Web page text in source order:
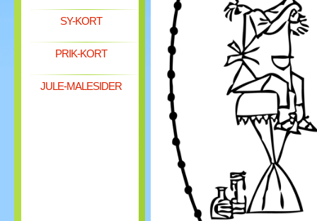
SY-KORT
PRIK-KORT
JULE-MALESIDER